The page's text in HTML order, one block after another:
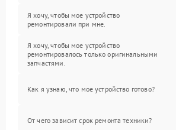
Я хочу, чтобы мое устройство
ремонтировали при мне.
Я хочу, чтобы мое устройство
ремонтировалось только оригинальными
запчастями.
Как я узнаю, что мое устройство готово?
От чего зависит срок ремонта техники?